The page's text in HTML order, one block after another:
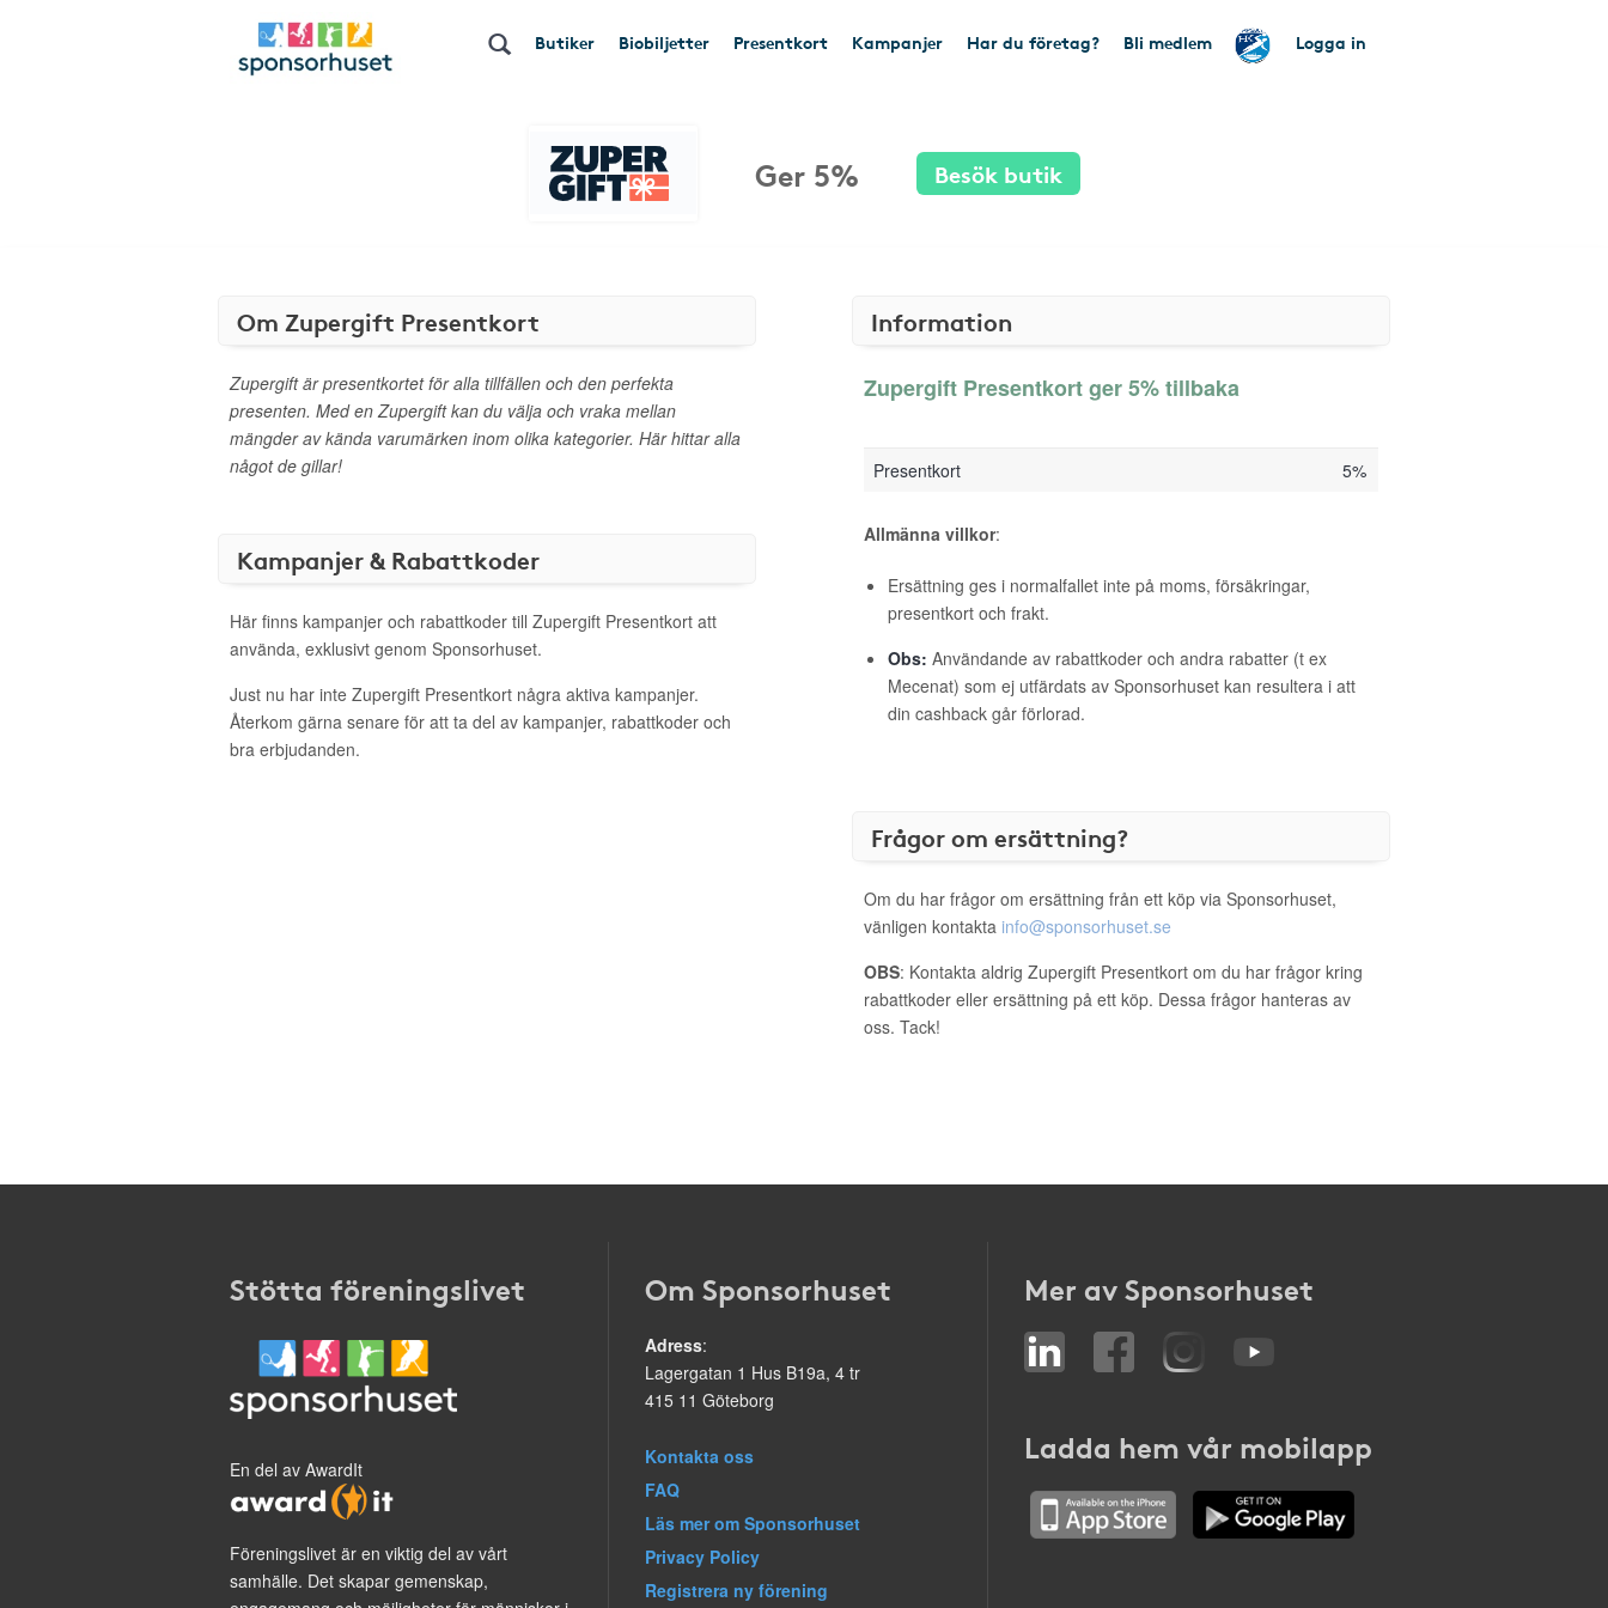
Butiker Biobiljetter Presentkort Kampanjer Har du företag? Bli medlem Logga in
Ger 5% Besök butik
Om Zupergift Presentkort
Zupergift är presentkortet för alla tillfällen och den perfekta
presenten. Med en Zupergift kan du välja och vraka mellan
mängder av kända varumärken inom olika kategorier. Här hittar alla
något de gillar!
Kampanjer & Rabattkoder
Här finns kampanjer och rabattkoder till Zupergift Presentkort att
använda, exklusivt genom Sponsorhuset.
Just nu har inte Zupergift Presentkort några aktiva kampanjer.
Återkom gärna senare för att ta del av kampanjer, rabattkoder och
bra erbjudanden.
Information
Zupergift Presentkort ger 5% tillbaka
Presentkort 5%
Allmänna villkor:
Ersättning ges i normalfallet inte på moms, försäkringar,
presentkort och frakt.
Obs: Användande av rabattkoder och andra rabatter (t ex
Mecenat) som ej utfärdats av Sponsorhuset kan resultera i att
din cashback går förlorad.
Frågor om ersättning?
Om du har frågor om ersättning från ett köp via Sponsorhuset,
vänligen kontakta info@sponsorhuset.se
OBS: Kontakta aldrig Zupergift Presentkort om du har frågor kring
rabattkoder eller ersättning på ett köp. Dessa frågor hanteras av
oss. Tack!
Stötta föreningslivet
En del av AwardIt
Föreningslivet är en viktig del av vårt
samhälle. Det skapar gemenskap,
Om Sponsorhuset
Adress:
Lagergatan 1 Hus B19a, 4 tr
415 11 Göteborg
Kontakta oss
FAQ
Läs mer om Sponsorhuset
Privacy Policy
Registrera ny förening
Mer av Sponsorhuset
Ladda hem vår mobilapp